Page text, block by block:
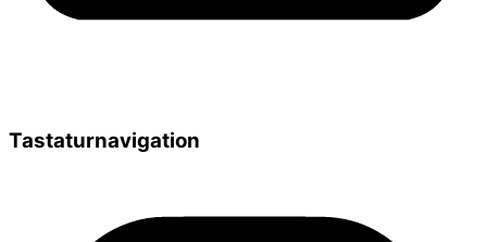
Tastaturnavigation